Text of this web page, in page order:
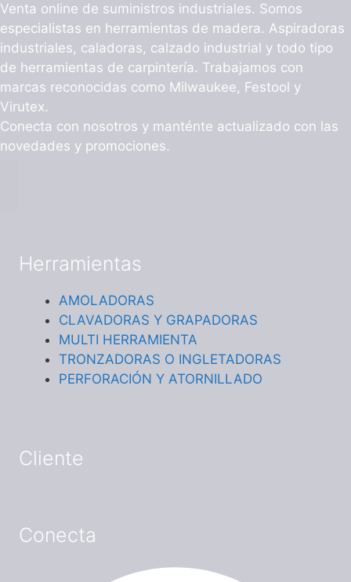
Venta online de suministros industriales. Somos
especialistas en herramientas de madera. Aspiradoras
industriales, caladoras, calzado industrial y todo tipo
de herramientas de carpintería. Trabajamos con
marcas reconocidas como Milwaukee, Festool y
Virutex.
Conecta con nosotros y manténte actualizado con las
novedades y promociones.
Herramientas
AMOLADORAS
CLAVADORAS Y GRAPADORAS
MULTI HERRAMIENTA
TRONZADORAS O INGLETADORAS
PERFORACIÓN Y ATORNILLADO
Cliente
Conecta